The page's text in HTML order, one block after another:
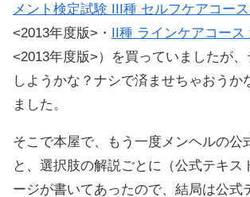
メント検定試験 III種 セルフケアコー
<2013年度版>・ II種 ラインケアコース
<2013年度版>）を買っていましたが、
しようかな？ナシで済ませちゃおうか
ました。
そこで本屋で、もう一度メンヘルの公
と、選択肢の解説ごとに（公式テキス
ージが書いてあったので、結局は公式